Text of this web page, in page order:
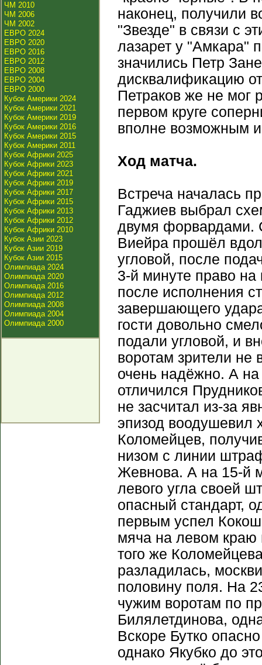
ЧМ 2010
ЧМ 2006
ЧМ 2002
ЕВРО 2024
ЕВРО 2020
ЕВРО 2016
ЕВРО 2012
ЕВРО 2008
ЕВРО 2004
ЕВРО 2000
Кубок Америки 2024
Кубок Америки 2021
Кубок Америки 2019
Кубок Америки 2016
Кубок Америки 2015
Кубок Америки 2011
Кубок Африки 2025
Кубок Африки 2023
Кубок Африки 2021
Кубок Африки 2019
Кубок Африки 2017
Кубок Африки 2015
Кубок Африки 2013
Кубок Африки 2012
Кубок Африки 2010
Кубок Азии 2023
Кубок Азии 2019
Кубок Азии 2015
Олимпиада 2024
Олимпиада 2020
Олимпиада 2016
Олимпиада 2012
Олимпиада 2008
Олимпиада 2004
Олимпиада 2000
наконец, получили
"Звезде" в связи с
лазарет у "Амкара"
значились Петр
дисквалификацию
Петраков же не мог
первом круге
вполне возможным
Ход матча.
Встреча началась
Гаджиев выбрал
двумя форвардами.
Виейра прошёл
угловой, после
3-й минуте право
после исполнения
завершающего
гости довольно
подали угловой, и
воротам зрители не
очень надёжно. А
отличился
не засчитал из-за
эпизод воодушевил
Коломейцев,
низом с линии
Жевнова. А на 15-й
левого угла своей
опасный стандарт,
первым успел
мяча на левом краю
того же
разладилась,
половину поля. На
чужим воротам по
Билялетдинова,
Вскоре Бутко
однако Якубко до